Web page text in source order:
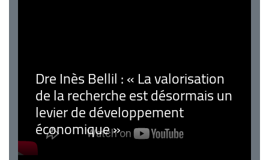
Dre Inès Bellil : « La valorisation
de la recherche est désormais un
levier de développement
économique »